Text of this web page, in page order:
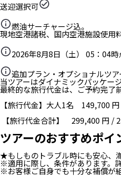
送迎選択可
燃油サーチャージ込。
現地空港諸税、国内空港施設使用
2026年8月8日（土） 05：04時
追加プラン・オプショナルツ
当ツアーはダイナミックパッケー
最終的な旅行代金は、ご予約完了
【旅行代金】大人1名 149,700 円
【旅行代金合計】 299,400 円 / 2
ツアーのおすすめポイ
★もしものトラブル時にも安心、
※適用に際し、条件があります。
※お客様ご自身でも十分な補償が